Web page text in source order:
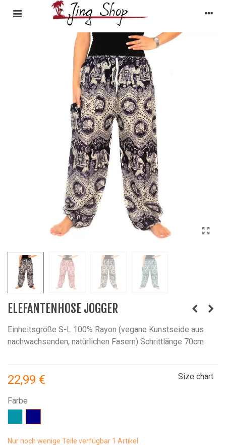
ELEFANTENHOSE JOGGER
Einheitsgröße S-L 100% Rayon (vegane Kunstseide aus
nachwachsenden, natürlichen Fasern) Schrittlänge 70cm
22,99 € Size chart
Farbe
Nur noch wenige Teile verfügbar 1 Artikel